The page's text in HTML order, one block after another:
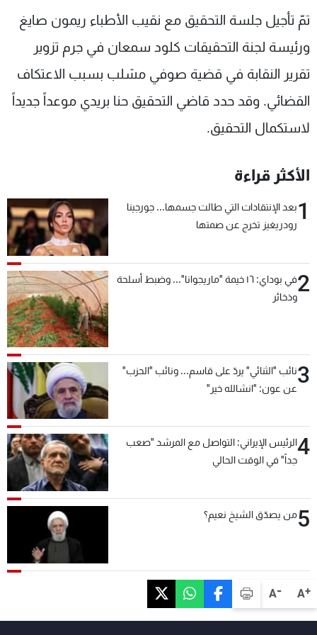
A+
A-
تمّ تأجيل جلسة التحقيق مع نقيب الأطباء ريمون صايغ
ورئيسة لجنة التحقيقات كلود سمعان في جرم تزوير
تقرير النقابة في قضية صوفي مشلب بسبب الاعتكاف
القضائي. وقد حدد قاضي التحقيق حنا بريدي موعداً جديداً
لاستكمال التحقيق.
الأكثر قراءة
1بعد الإنتقادات التي طالت جسمها... جورجينا
رودريغيز تخرج عن صمتها
2
في بوداي: ١٦ خيمة "ماريجوانا"... وضبط أسلحة
وذخائر
3نائب "الثنائي" يردّ على قاسم... ونائب "الحزب"
عن عون: "انشالله خير"
4الرئيس الإيراني: التواصل مع المرشد "صعب
جداً" في الوقت الحالي
5من يصدّق الشيخ نعيم؟
شاهد البرامج
الترددات
عن MTV
الإنـتـاج
لاعلاناتكم
وظائف
تواصل معنا
شروط الإسـتخدام